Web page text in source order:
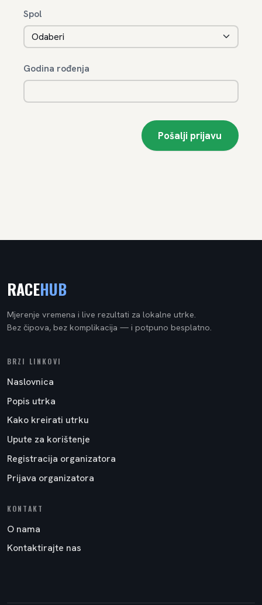
Spol
Godina rođenja
RACEHUB
Mjerenje vremena i live rezultati za lokalne utrke.
Bez čipova, bez komplikacija — i potpuno besplatno.
BRZI LINKOVI
Naslovnica
Popis utrka
Kako kreirati utrku
Upute za korištenje
Registracija organizatora
Prijava organizatora
KONTAKT
O nama
Kontaktirajte nas